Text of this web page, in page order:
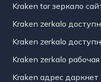
Kraken tor зеркало
Kraken zerkalo
Kraken zerkalo
Kraken zerkalo
Kraken адрес